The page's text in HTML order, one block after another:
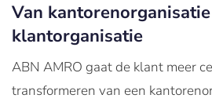
Van
klantorganisatie
ABN AMRO gaat de klant meer
transformeren van een